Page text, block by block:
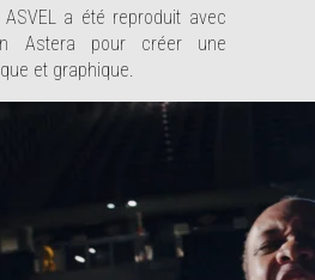
a été reproduit avec
Astera pour créer une
et graphique.